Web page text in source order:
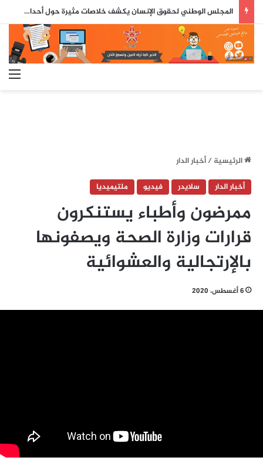
المجلس الوطني لحقوق الإنسان يكشف خلاصات مثيرة حول أحداث سبتة ومليلية
الرئيسية/أخبار الدار
أخبار الدار
سلايدر فيديو ملتيميديا
ممرضون وأطباء يستنكرون
قرارات وزارة الصحة ويصفونها
بالإرتجالية والعشوائية
6 أغسطس، 2020